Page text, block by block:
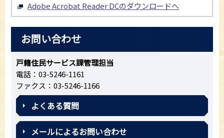
Adobe Acrobat Reader DCのダウンロードへ
お問い合わせ
戸籍住民サービス課管理担当
電話：03-5246-1161
ファクス：03-5246-1166
よくある質問
メールによるお問い合わせ